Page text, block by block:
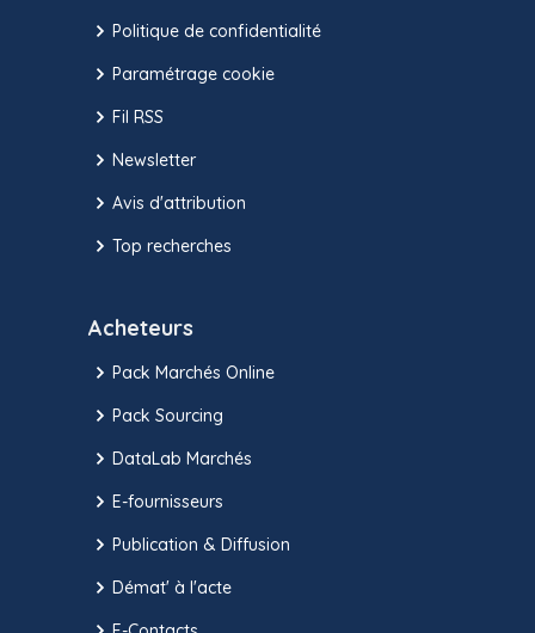
Politique de confidentialité
Paramétrage cookie
Fil RSS
Newsletter
Avis d'attribution
Top recherches
Acheteurs
Pack Marchés Online
Pack Sourcing
DataLab Marchés
E-fournisseurs
Publication & Diffusion
Démat' à l'acte